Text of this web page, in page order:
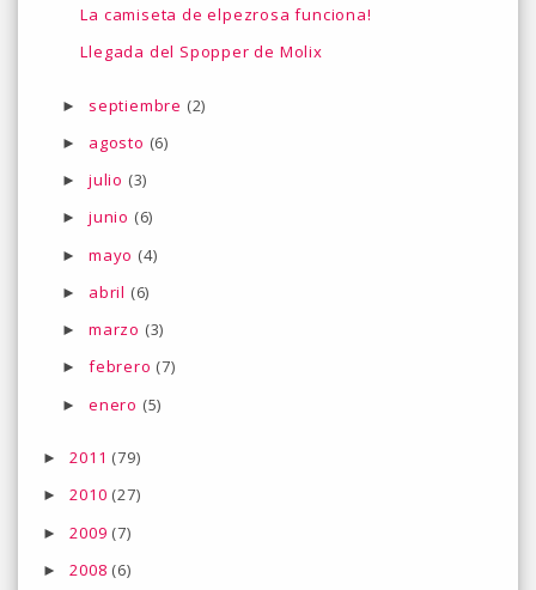
La camiseta de elpezrosa funciona!
Llegada del Spopper de Molix
► septiembre (2)
► agosto (6)
► julio (3)
► junio (6)
► mayo (4)
► abril (6)
► marzo (3)
► febrero (7)
► enero (5)
►2011 (79)
►2010 (27)
►2009 (7)
►2008 (6)